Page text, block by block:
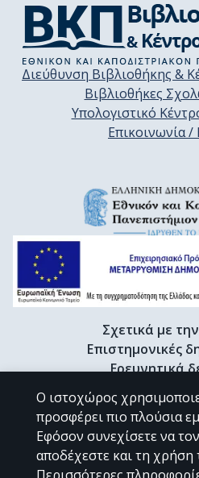
Διεύθυνση Βιβλιοθήκης &
Βιβλιοθήκες
Υπολογιστικό
Επικοινωνία
Σχετικά με
Επιστημονικές
Ερευνητικά
Διδακτορικές διατριβές
Προφίλ
Ο ιστοχώρος
προσφέρει πιο πλούσια
Εφόσον συνεχίσετε να
αποδέχεστε και τη χρήση